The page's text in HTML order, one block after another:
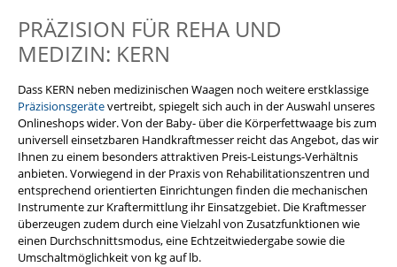
PRÄZISION FÜR REHA UND
MEDIZIN: KERN
Dass KERN neben medizinischen Waagen noch weitere erstklassige
Präzisionsgerätevertreibt, spiegelt sich auch in der Auswahl unseres
Onlineshops wider. Von der Baby- über die Körperfettwaage bis zum
universell einsetzbaren Handkraftmesser reicht das Angebot, das wir
Ihnen zu einem besonders attraktiven Preis-Leistungs-Verhältnis
anbieten. Vorwiegend in der Praxis von Rehabilitationszentren und
entsprechend orientierten Einrichtungen finden die mechanischen
Instrumente zur Kraftermittlung ihr Einsatzgebiet. Die Kraftmesser
überzeugen zudem durch eine Vielzahl von Zusatzfunktionen wie
einen Durchschnittsmodus, eine Echtzeitwiedergabe sowie die
Umschaltmöglichkeit von kg auf lb.